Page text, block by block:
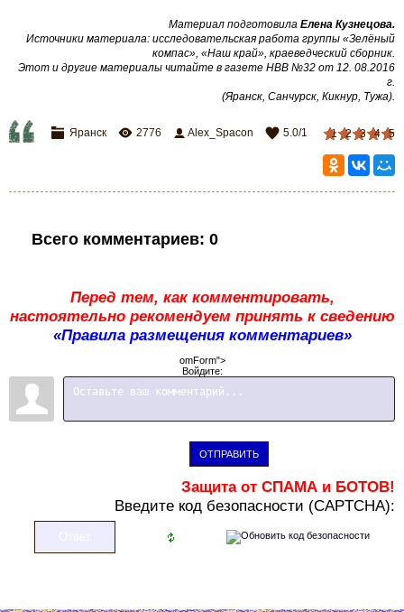
Материал подготовила Елена Кузнецова.
Источники материала: исследовательская работа группы «Зелёный
компас», «Наш край», краеведческий сборник.
Этот и другие материалы читайте в газете НВВ №32 от 12. 08.2016
г.
(Яранск, Санчурск, Кикнур, Тужа).
1 2 3 4 5
Яранск 2776 Alex_Spacon 5.0/1
Всего комментариев: 0
Перед тем, как комментировать,
настоятельно рекомендуем принять к сведению
«Правила размещения комментариев»
omForm">
Войдите:
ОТПРАВИТЬ
Защита от СПАМА и БОТОВ!
Введите код безопасности (CAPTCHA):